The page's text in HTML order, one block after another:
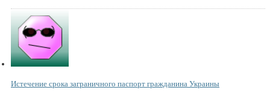
Истечение срока заграничного паспорт гражданина Украины